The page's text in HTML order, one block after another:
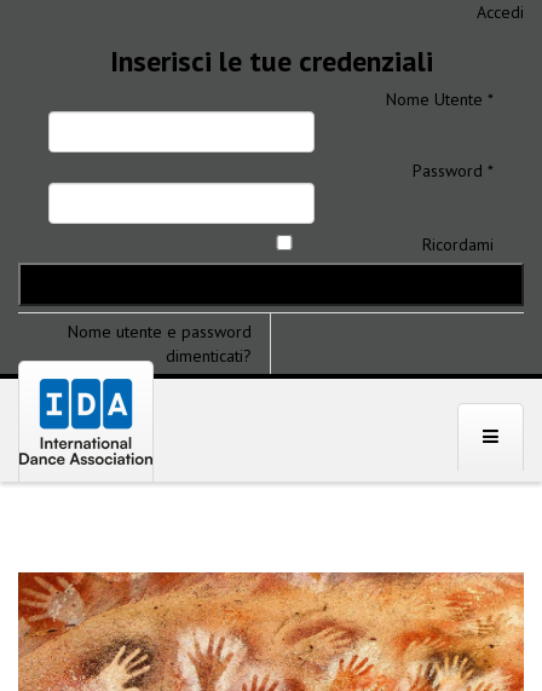
Accedi
Inserisci le tue credenziali
Nome Utente *
Password *
Ricordami
Nome utente e password
dimenticati?